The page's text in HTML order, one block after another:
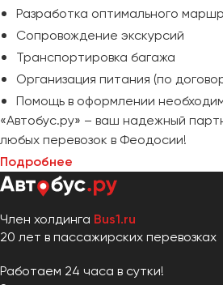
Разработка оптимального
Сопровождение экскурсий
Транспортировка багажа
Организация питания (по
Помощь в оформлении
«Автобус.ру» – ваш надежный
любых перевозок в Феодосии!
Подробнее
Член холдинга Bus1.ru
20 лет в пассажирских перевозках
Работаем 24 часа в сутки!